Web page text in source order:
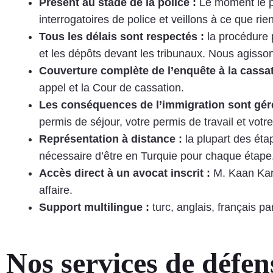
interrogatoires de police et veillons à ce que
Tous les délais sont respectés : la procédure
et les dépôts devant les tribunaux. Nous
Couverture complète de l’enquête à la
appel et la Cour de cassation.
Les conséquences de l’immigration sont
permis de séjour, votre permis de travail et
Représentation à distance : la plupart des
nécessaire d’être en Turquie pour chaque
Accès direct à un avocat inscrit : M. Kaan
affaire.
Support multilingue : turc, anglais, français
Nos services de